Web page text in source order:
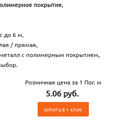
покрытие,
до 6 м,
/ прямая,
с полимерным покрытием,
Розничная цена за 1 Пог. м
5.06 руб.
КУПИТЬ В 1 КЛИК